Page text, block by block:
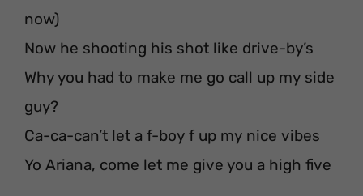
now)
Now he shooting his shot like drive-by’s
Why you had to make me go call up my side
guy?
Ca-ca-can’t let a f-boy f up my nice vibes
Yo Ariana, come let me give you a high five